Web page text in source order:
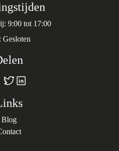
9:00 tot 17:00
Gesloten
Blog